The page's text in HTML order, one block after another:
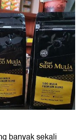
banyak sekali